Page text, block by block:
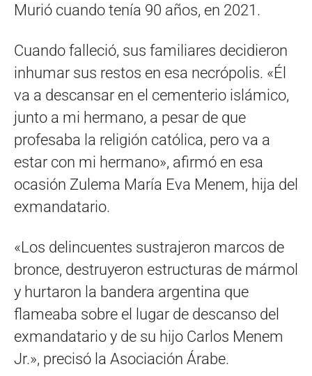
Murió cuando tenía 90 años, en 2021.
Cuando falleció, sus familiares decidieron
inhumar sus restos en esa necrópolis. «Él
va a descansar en el cementerio islámico,
junto a mi hermano, a pesar de que
profesaba la religión católica, pero va a
estar con mi hermano», afirmó en esa
ocasión Zulema María Eva Menem, hija del
exmandatario.
«Los delincuentes sustrajeron marcos de
bronce, destruyeron estructuras de mármol
y hurtaron la bandera argentina que
flameaba sobre el lugar de descanso del
exmandatario y de su hijo Carlos Menem
Jr.», precisó la Asociación Árabe.